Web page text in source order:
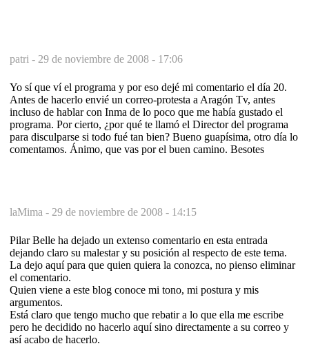
patri - 29 de noviembre de 2008 - 17:06
Yo sí que ví el programa y por eso dejé mi comentario el día 20.
Antes de hacerlo envié un correo-protesta a Aragón Tv, antes
incluso de hablar con Inma de lo poco que me había gustado el
programa. Por cierto, ¿por qué te llamó el Director del programa
para disculparse si todo fué tan bien? Bueno guapísima, otro día lo
comentamos. Ánimo, que vas por el buen camino. Besotes
laMima - 29 de noviembre de 2008 - 14:15
Pilar Belle ha dejado un extenso comentario en esta entrada
dejando claro su malestar y su posición al respecto de este tema.
La dejo aquí para que quien quiera la conozca, no pienso eliminar
el comentario.
Quien viene a este blog conoce mi tono, mi postura y mis
argumentos.
Está claro que tengo mucho que rebatir a lo que ella me escribe
pero he decidido no hacerlo aquí sino directamente a su correo y
así acabo de hacerlo.